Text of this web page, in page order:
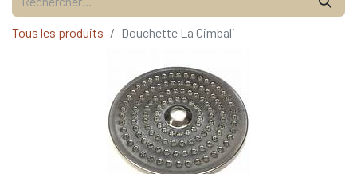
Tous les produits Douchette La Cimbali